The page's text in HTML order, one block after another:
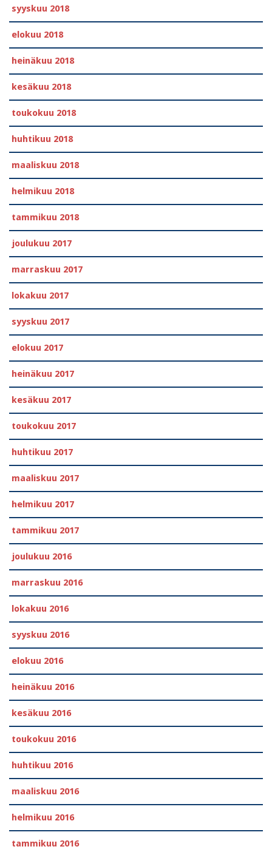
syyskuu 2018
elokuu 2018
heinäkuu 2018
kesäkuu 2018
toukokuu 2018
huhtikuu 2018
maaliskuu 2018
helmikuu 2018
tammikuu 2018
joulukuu 2017
marraskuu 2017
lokakuu 2017
syyskuu 2017
elokuu 2017
heinäkuu 2017
kesäkuu 2017
toukokuu 2017
huhtikuu 2017
maaliskuu 2017
helmikuu 2017
tammikuu 2017
joulukuu 2016
marraskuu 2016
lokakuu 2016
syyskuu 2016
elokuu 2016
heinäkuu 2016
kesäkuu 2016
toukokuu 2016
huhtikuu 2016
maaliskuu 2016
helmikuu 2016
tammikuu 2016